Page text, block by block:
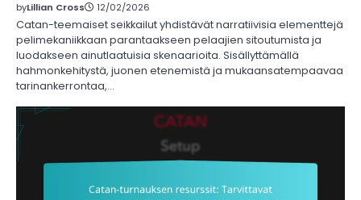
byLillian Cross 12/02/2026
Catan-teemaiset seikkailut yhdistävät narratiivisia elementtejä
pelimekaniikkaan parantaakseen pelaajien sitoutumista ja
luodakseen ainutlaatuisia skenaarioita. Sisällyttämällä
hahmonkehitystä, juonen etenemistä ja mukaansatempaavaa
tarinankerrontaa,…